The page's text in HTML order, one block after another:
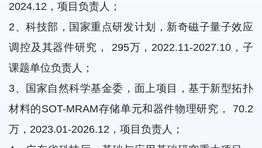
2024.12，项目负责人；
2、科技部，国家重点研发计划，新奇磁子量子效应
调控及其器件研究， 295万，2022.11-2027.10，子
课题单位负责人；
3、国家自然科学基金委，面上项目，基于新型拓扑
材料的SOT-MRAM存储单元和器件物理研究， 70.2
万，2023.01-2026.12，项目负责人；